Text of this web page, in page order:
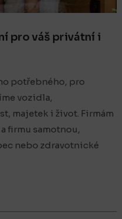
pro váš privátní i
potřebného, pro
vozidla,
majetek i život. Firmám
firmu samotnou,
nebo zdravotnické